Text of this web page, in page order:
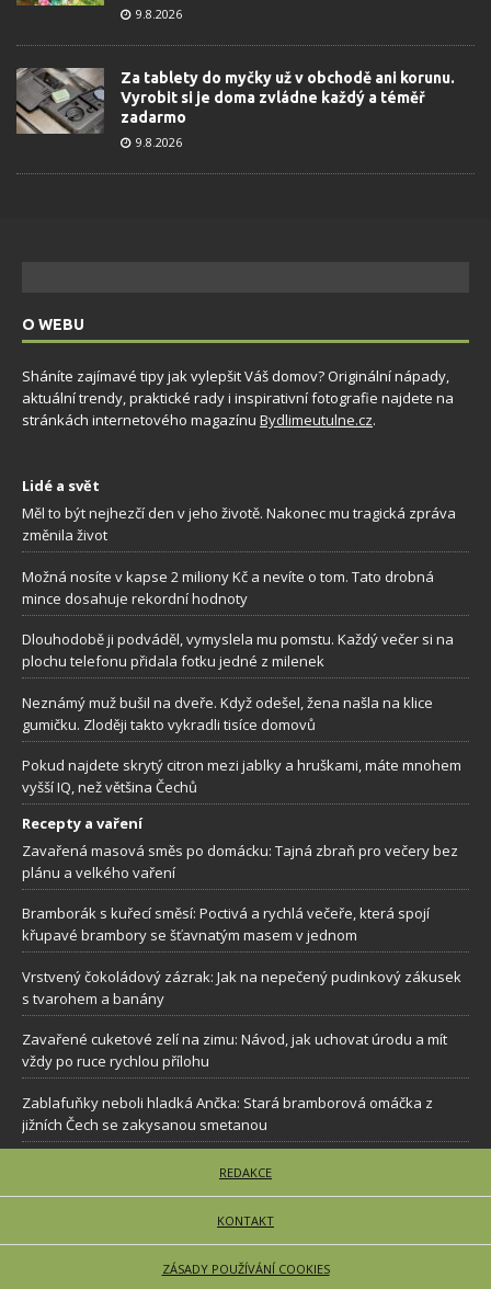
9.8.2026
Za tablety do myčky už v obchodě ani korunu.
Vyrobit si je doma zvládne každý a téměř
zadarmo
9.8.2026
O WEBU
Sháníte zajímavé tipy jak vylepšit Váš domov? Originální nápady,
aktuální trendy, praktické rady i inspirativní fotografie najdete na
stránkách internetového magazínu Bydlimeutulne.cz.
Lidé a svět
Měl to být nejhezčí den v jeho životě. Nakonec mu tragická zpráva
změnila život
Možná nosíte v kapse 2 miliony Kč a nevíte o tom. Tato drobná
mince dosahuje rekordní hodnoty
Dlouhodobě ji podváděl, vymyslela mu pomstu. Každý večer si na
plochu telefonu přidala fotku jedné z milenek
Neznámý muž bušil na dveře. Když odešel, žena našla na klice
gumičku. Zloději takto vykradli tisíce domovů
Pokud najdete skrytý citron mezi jablky a hruškami, máte mnohem
vyšší IQ, než většina Čechů
Recepty a vaření
Zavařená masová směs po domácku: Tajná zbraň pro večery bez
plánu a velkého vaření
Bramborák s kuřecí směsí: Poctivá a rychlá večeře, která spojí
křupavé brambory se šťavnatým masem v jednom
Vrstvený čokoládový zázrak: Jak na nepečený pudinkový zákusek
s tvarohem a banány
Zavařené cuketové zelí na zimu: Návod, jak uchovat úrodu a mít
vždy po ruce rychlou přílohu
Zablafuňky neboli hladká Ančka: Stará bramborová omáčka z
jižních Čech se zakysanou smetanou
REDAKCE
KONTAKT
ZÁSADY POUŽÍVÁNÍ COOKIES